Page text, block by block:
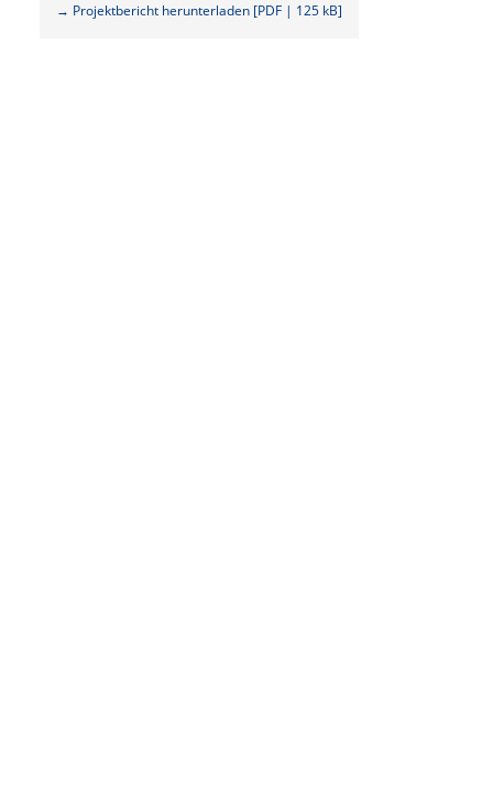
→ Projektbericht herunterladen [PDF | 125 kB]